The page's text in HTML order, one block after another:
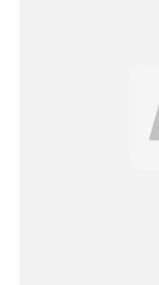
RIDDLE 22th Anniv.
COLOR OF SMILE 22